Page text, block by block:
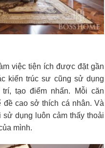
việc tiện ích được đặt gần
kiến trúc sư cũng sử dụng
tạo điểm nhấn. Mỗi căn
cao sở thích cá nhân. Và
dụng luôn cảm thấy thoải
mình.